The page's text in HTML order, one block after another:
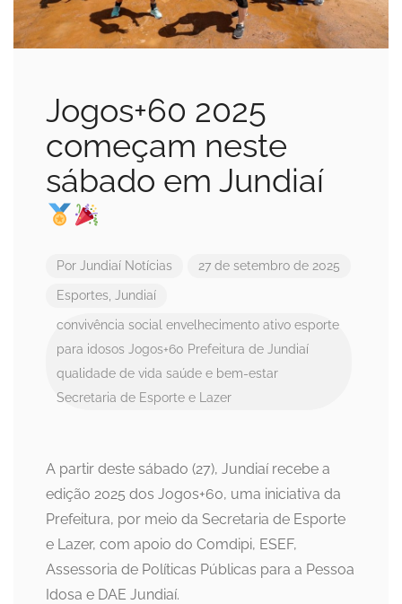
Jogos+60 2025
começam neste
sábado em Jundiaí
Por Jundiaí Notícias 27 de setembro de 2025
Esportes Jundiaí
convivência social envelhecimento ativo esporte
para idosos Jogos+60 Prefeitura de Jundiaí
qualidade de vida saúde e bem-estar
Secretaria de Esporte e Lazer
A partir deste sábado (27), Jundiaí recebe a
edição 2025 dos Jogos+60, uma iniciativa da
Prefeitura, por meio da Secretaria de Esporte
e Lazer, com apoio do Comdipi, ESEF,
Assessoria de Políticas Públicas para a Pessoa
Idosa e DAE Jundiaí.